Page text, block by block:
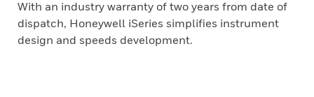
With an industry warranty of two years from date of
dispatch, Honeywell iSeries simplifies instrument
design and speeds development.